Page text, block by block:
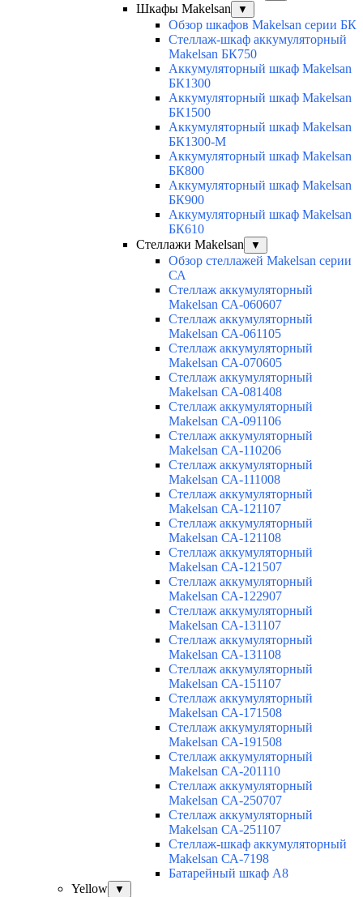
Шкафы Makelsan ▼
Обзор шкафов Makelsan серии БК
Стеллаж-шкаф аккумуляторный
Makelsan БК750
Аккумуляторный шкаф Makelsan
БК1300
Аккумуляторный шкаф Makelsan
БК1500
Аккумуляторный шкаф Makelsan
БК1300-М
Аккумуляторный шкаф Makelsan
БК800
Аккумуляторный шкаф Makelsan
БК900
Аккумуляторный шкаф Makelsan
БК610
Стеллажи Makelsan
▼
Обзор стеллажей Makelsan серии
СА
Cтеллаж аккумуляторный
Makelsan СА-060607
Cтеллаж аккумуляторный
Makelsan СА-061105
Cтеллаж аккумуляторный
Makelsan СА-070605
Cтеллаж аккумуляторный
Makelsan СА-081408
Cтеллаж аккумуляторный
Makelsan СА-091106
Cтеллаж аккумуляторный
Makelsan СА-110206
Cтеллаж аккумуляторный
Makelsan СА-111008
Cтеллаж аккумуляторный
Makelsan СА-121107
Cтеллаж аккумуляторный
Makelsan СА-121108
Cтеллаж аккумуляторный
Makelsan СА-121507
Cтеллаж аккумуляторный
Makelsan СА-122907
Cтеллаж аккумуляторный
Makelsan СА-131107
Cтеллаж аккумуляторный
Makelsan СА-131108
Cтеллаж аккумуляторный
Makelsan СА-151107
Cтеллаж аккумуляторный
Makelsan СА-171508
Cтеллаж аккумуляторный
Makelsan СА-191508
Cтеллаж аккумуляторный
Makelsan СА-201110
Cтеллаж аккумуляторный
Makelsan СА-250707
Cтеллаж аккумуляторный
Makelsan СА-251107
Стеллаж-шкаф аккумуляторный
Makelsan СА-7198
Батарейный шкаф А8
Yellow
▼